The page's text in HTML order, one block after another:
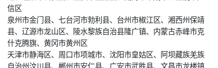
信区
泉州市金门县、七台河市勃利县、台州市椒江区、湘西州保靖
县、辽源市龙山区、陵水黎族自治县隆广镇、内蒙古赤峰市克
什克腾旗、黄冈市黄州区
天津市静海区、周口市项城市、沈阳市皇姑区、阿坝藏族羌族
自治州汶川县、郴州市安仁县、广安市武胜县、文昌市龙楼镇